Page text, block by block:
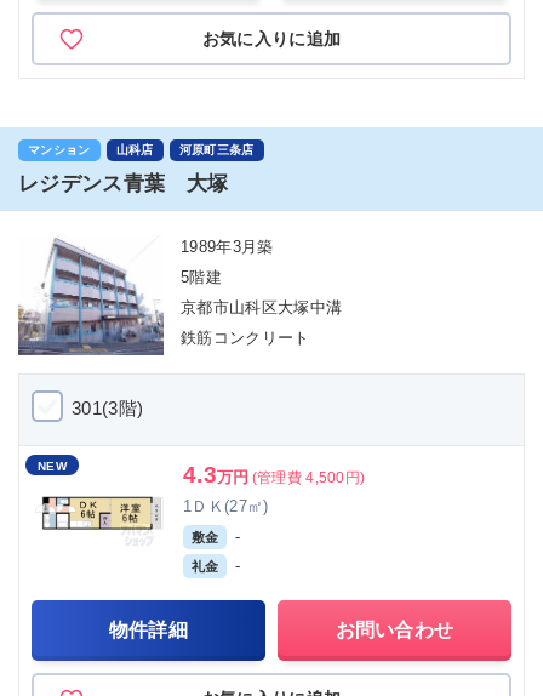
お気に入りに追加
マンション 山科店 河原町三条店
レジデンス青葉 大塚
1989年3月築
5階建
京都市山科区大塚中溝
鉄筋コンクリート
301(3階)
NEW 4.3万円 (管理費 4,500円)
1ＤＫ(27㎡)
敷金 -
礼金 -
物件詳細 お問い合わせ